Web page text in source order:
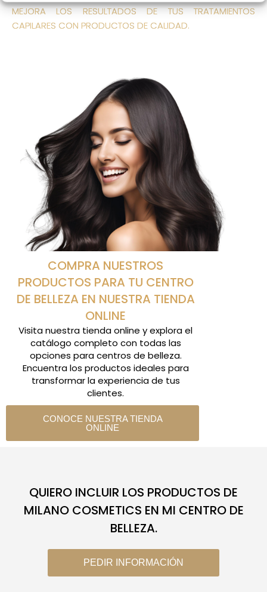
MEJORA LOS RESULTADOS DE TUS TRATAMIENTOS
CAPILARES CON PRODUCTOS DE CALIDAD.
COMPRA NUESTROS
PRODUCTOS PARA TU CENTRO
DE BELLEZA EN NUESTRA TIENDA
ONLINE
Visita nuestra tienda online y explora el
catálogo completo con todas las
opciones para centros de belleza.
Encuentra los productos ideales para
transformar la experiencia de tus
clientes.
CONOCE NUESTRA TIENDA
ONLINE
QUIERO INCLUIR LOS PRODUCTOS DE
MILANO COSMETICS EN MI CENTRO DE
BELLEZA.
PEDIR INFORMACIÓN